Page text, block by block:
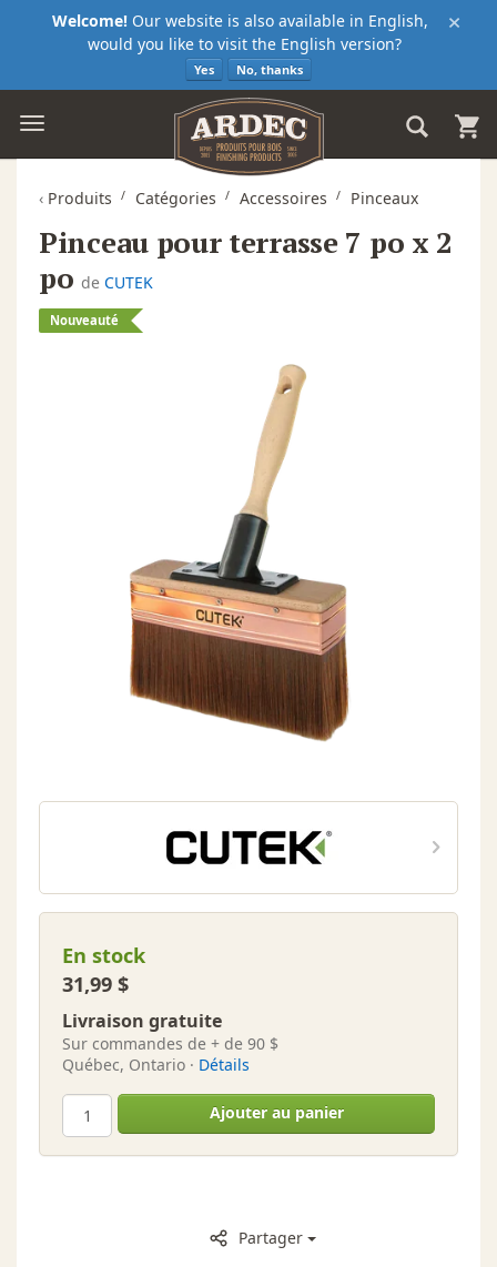
×
Welcome! Our website is also available in English,
would you like to visit the English version?
Yes No, thanks
‹ Produits Catégories Accessoires Pinceaux
Pinceau pour terrasse 7 po x 2
po deCUTEK
Nouveauté
En stock
31,99 $
Livraison gratuite
Sur commandes de + de 90 $
Québec, Ontario · Détails
Ajouter au panier
Partager